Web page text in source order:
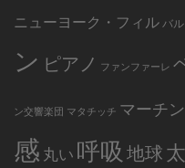
ニューヨーク・フィル バ
ン ピアノ ファンファーレ
ン交響楽団 マタチッチ マーチ
感 丸い 呼吸 地球